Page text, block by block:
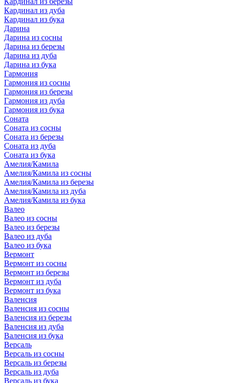
Кардинал из дуба
Кардинал из бука
Дарина
Дарина из сосны
Дарина из березы
Дарина из дуба
Дарина из бука
Гармония
Гармония из сосны
Гармония из березы
Гармония из дуба
Гармония из бука
Соната
Соната из сосны
Соната из березы
Соната из дуба
Соната из бука
Амелия/Камила
Амелия/Камила из сосны
Амелия/Камила из березы
Амелия/Камила из дуба
Амелия/Камила из бука
Валео
Валео из сосны
Валео из березы
Валео из дуба
Валео из бука
Вермонт
Вермонт из сосны
Вермонт из березы
Вермонт из дуба
Вермонт из бука
Валенсия
Валенсия из сосны
Валенсия из березы
Валенсия из дуба
Валенсия из бука
Версаль
Версаль из сосны
Версаль из березы
Версаль из дуба
Версаль из бука